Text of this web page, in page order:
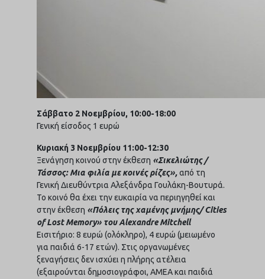
Σάββατο 2 Νοεμβρίου, 10:00-18:00
Γενική είσοδος 1 ευρώ
Κυριακή 3 Νοεμβρίου 11:00-12:30
Ξενάγηση κοινού στην έκθεση «Σικελιώτης /
Τάσσος: Μια φιλία με κοινές ρίζες»,από τη
Γενική Διευθύντρια Αλεξάνδρα Γουλάκη-Βουτυρά.
Το κοινό θα έχει την ευκαιρία να περιηγηθεί και
στην έκθεση «Πόλεις της χαμένης μνήμης/ Cities
of Lost Memory» του Alexandre Mitchell
Εισιτήριο: 8 ευρώ (ολόκληρο), 4 ευρώ (μειωμένο
για παιδιά 6-17 ετών). Στις οργανωμένες
ξεναγήσεις δεν ισχύει η πλήρης ατέλεια
(εξαιρούνται δημοσιογράφοι, ΑΜΕΑ και παιδιά